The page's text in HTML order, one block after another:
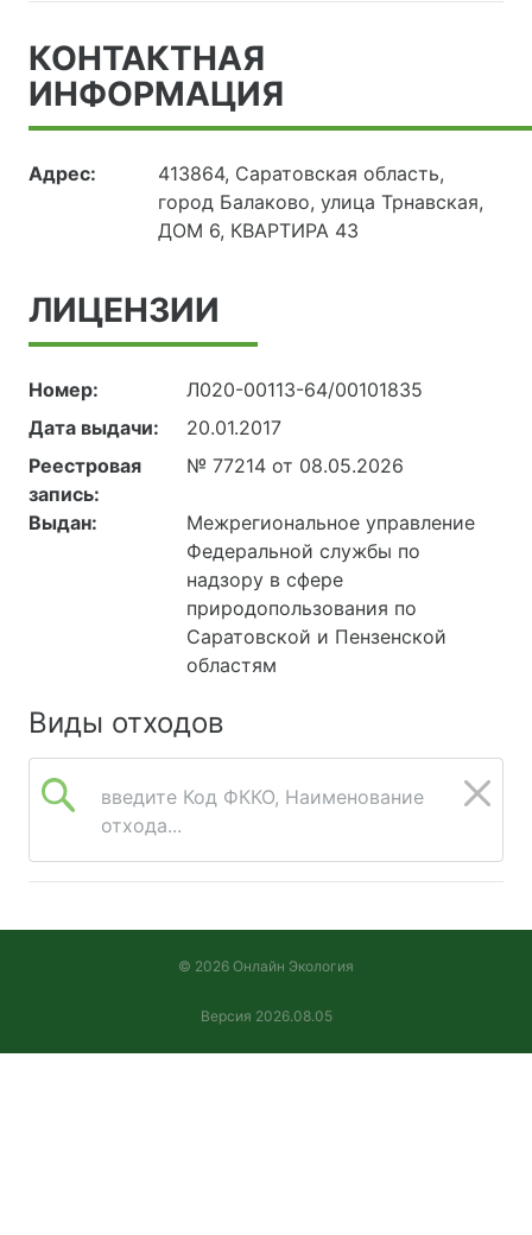
КОНТАКТНАЯ
ИНФОРМАЦИЯ
Адрес:
413864, Саратовская область,
город Балаково, улица Трнавская,
ДОМ 6, КВАРТИРА 43
ЛИЦЕНЗИИ
Номер:
Л020-00113-64/00101835
Дата выдачи:
20.01.2017
Реестровая
запись:
№ 77214 от 08.05.2026
Выдан:
Межрегиональное управление
Федеральной службы по
надзору в сфере
природопользования по
Саратовской и Пензенской
областям
Виды отходов
введите Код ФККО, Наименование
отхода...
© 2026 Онлайн Экология
Версия 2026.08.05